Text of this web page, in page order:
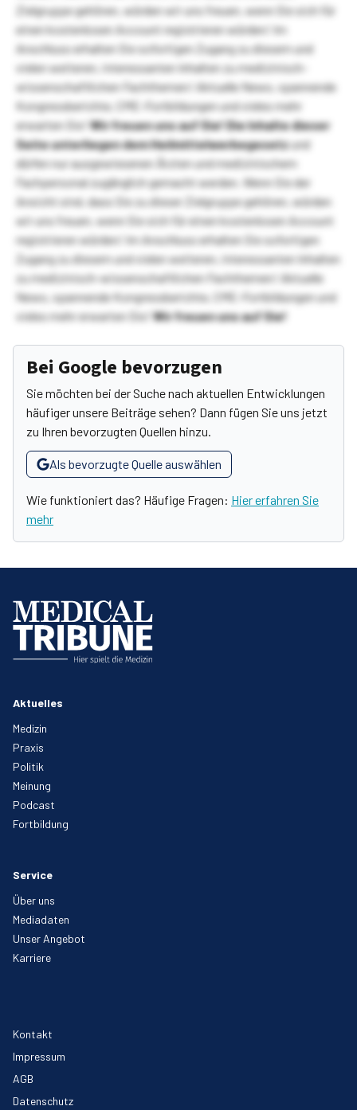
Zielgruppe gehören, würden wir uns freuen, wenn Sie sich für
einen kostenlosen Account registrieren würden! Im
Anschluss erhalten Sie sofortigen Zugang zu diesem und
vielen weiteren, interessanten Inhalten zu medizinisch-
wissenschaftlichen Fachthemen! Aktuelle News, spannende
Kongressberichte, CME-Fortbildungen und vieles mehr
erwarten Sie!Wir freuen uns auf Sie!Die Inhalte dieser
Seite unterliegen dem Heilmittelwerbegesetzund
dürfen nur ausgewiesenen Ärzten und medizinischem
Fachpersonal zugänglich gemacht werden. Wenn Sie der
Ansicht sind, dass Sie zu dieser Zielgruppe gehören, würden
wir uns freuen, wenn Sie sich für einen kostenlosen Account
registrieren würden! Im Anschluss erhalten Sie sofortigen
Zugang zu diesem und vielen weiteren, interessanten Inhalten
zu medizinisch-wissenschaftlichen Fachthemen! Aktuelle
News, spannende Kongressberichte, CME-Fortbildungen und
vieles mehr erwarten Sie!Wir freuen uns auf Sie!
Bei Google bevorzugen
Sie möchten bei der Suche nach aktuellen Entwicklungen
häufiger unsere Beiträge sehen? Dann fügen Sie uns jetzt
zu Ihren bevorzugten Quellen hinzu.
Als bevorzugte Quelle auswählen
Wie funktioniert das? Häufige Fragen: Hier erfahren Sie
mehr
Aktuelles
Medizin
Praxis
Politik
Meinung
Podcast
Fortbildung
Service
Über uns
Mediadaten
Unser Angebot
Karriere
Kontakt
Impressum
AGB
Datenschutz